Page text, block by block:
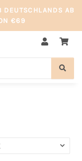
DEUTSCHLANDS AB
€69